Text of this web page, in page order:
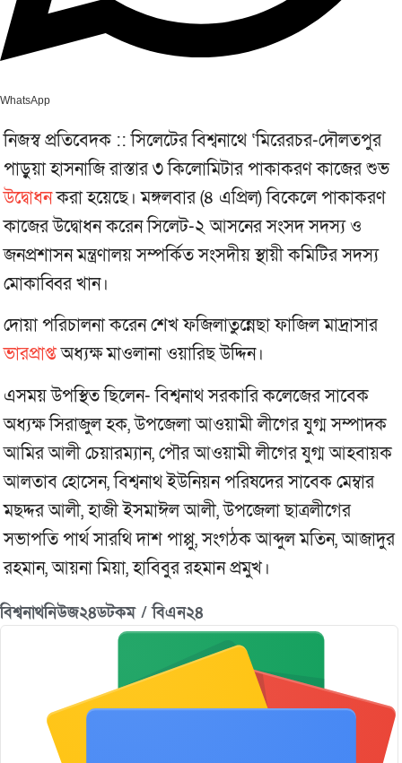
WhatsApp
নিজস্ব প্রতিবেদক :: সিলেটের বিশ্বনাথে ‘মিরেরচর-দৌলতপুর
পাড়ুয়া হাসনাজি রাস্তার ৩ কিলোমিটার পাকাকরণ কাজের শুভ
উদ্বোধনকরা হয়েছে। মঙ্গলবার (৪ এপ্রিল) বিকেলে পাকাকরণ
কাজের উদ্বোধন করেন সিলেট-২ আসনের সংসদ সদস্য ও
জনপ্রশাসন মন্ত্রণালয় সম্পর্কিত সংসদীয় স্থায়ী কমিটির সদস্য
মোকাব্বির খান।
দোয়া পরিচালনা করেন শেখ ফজিলাতুন্নেছা ফাজিল মাদ্রাসার
ভারপ্রাপ্তঅধ্যক্ষ মাওলানা ওয়ারিছ উদ্দিন।
এসময় উপস্থিত ছিলেন- বিশ্বনাথ সরকারি কলেজের সাবেক
অধ্যক্ষ সিরাজুল হক, উপজেলা আওয়ামী লীগের যুগ্ম সম্পাদক
আমির আলী চেয়ারম্যান, পৌর আওয়ামী লীগের যুগ্ম আহবায়ক
আলতাব হোসেন, বিশ্বনাথ ইউনিয়ন পরিষদের সাবেক মেম্বার
মছদ্দর আলী, হাজী ইসমাঈল আলী, উপজেলা ছাত্রলীগের
সভাপতি পার্থ সারথি দাশ পাপ্পু, সংগঠক আব্দুল মতিন, আজাদুর
রহমান, আয়না মিয়া, হাবিবুর রহমান প্রমুখ।
বিশ্বনাথনিউজ২৪ডটকম / বিএন২৪